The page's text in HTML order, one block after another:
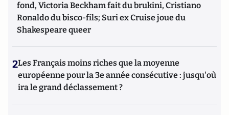
fond, Victoria Beckham fait du brukini, Cristiano
Ronaldo du bisco-fils; Suri ex Cruise joue du
Shakespeare queer
2Les Français moins riches que la moyenne
européenne pour la 3e année consécutive : jusqu'où
ira le grand déclassement ?